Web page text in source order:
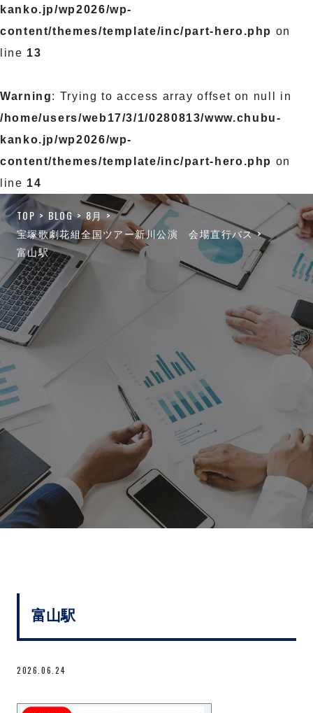
kanko.jp/wp2026/wp-
content/themes/template/inc/part-hero.php on
line 13
Warning: Trying to access array offset on null in
/home/users/web17/3/1/0280813/www.chubu-
kanko.jp/wp2026/wp-
content/themes/template/inc/part-hero.php on
line 14
TOP BLOG
8月
宝塚歌劇花組全国ツアー新川公演 会場直行バス
富山駅
富山駅
2026.06.24